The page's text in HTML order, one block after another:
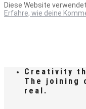
Diese Website
Erfahre, wie deine
Creativity
The joining
real.